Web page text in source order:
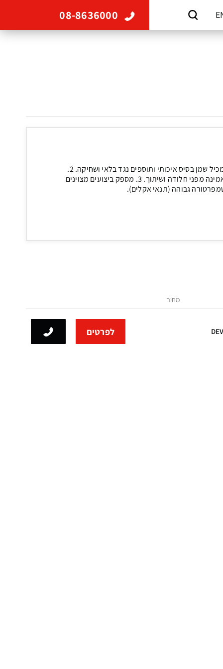
08-8636000
מאפיינים: 1. מכיל שמן בסיס איכותי ותוספים נגד בלאי ושחיקה. 2.
מבטיח הגנה אמינה מפני חלודה ושיתוך. 3. מספק ביצועים מצוינים
גבוהה (תנאי אקלים).
מחיר
לפרטים